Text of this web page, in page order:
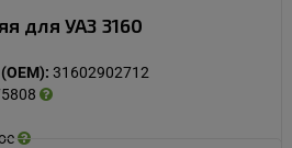
для УАЗ 3160
31602902712